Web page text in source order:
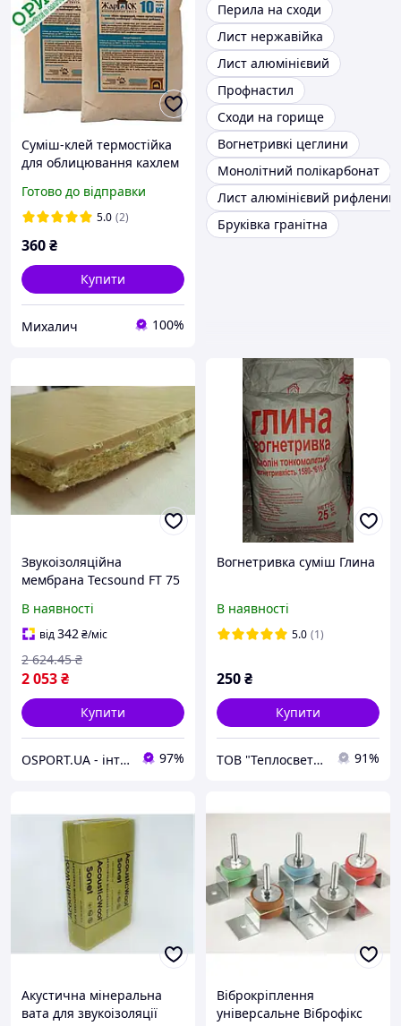
Суміш-клей термостійка
для облицювання кахлем
до 180°С, 10 кг
Готово до відправки
5.0 (2)
360₴
Купити
Михалич 100%
Перила на сходи
Лист нержавійка
Лист алюмінієвий
Профнастил
Сходи на горище
Вогнетривкі цеглини
Монолітний полікарбонат
Лист алюмінієвий рифлений
Бруківка гранітна
Звукоізоляційна
мембрана Tecsound FT 75
В наявності
від342₴/міс
2 053₴
2 624.45 ₴
Купити
OSPORT.UA - інтернет магазин спортивних товарів 97%
Вогнетривка суміш Глина
В наявності
5.0 (1)
250₴
Купити
ТОВ "Теплосвет інжинірінг 91%
Акустична мінеральна
вата для звукоізоляції
Віброкріплення
універсальне Віброфікс